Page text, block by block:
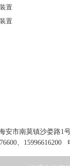
置
置
安市南莫镇沙娄路1
、15996616200